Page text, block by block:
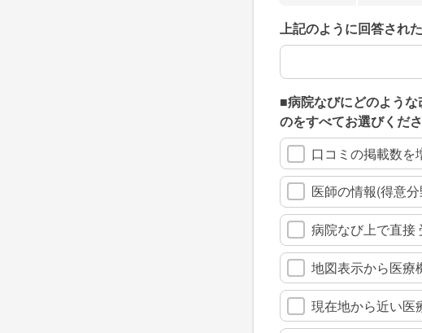
上記のように回答され
上記のように回答され
■病院なびにどのよう
のをすべてお選びくだ
口コミの掲載数を
医師の情報(得意
病院なび上で直接
地図表示から医療
現在地から近い医